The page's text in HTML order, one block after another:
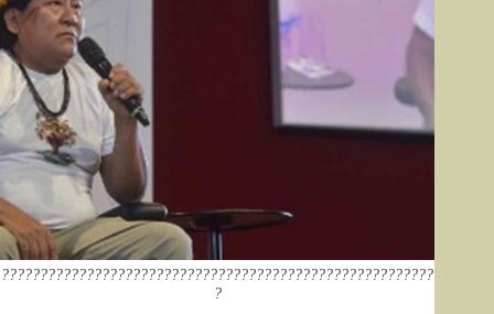
????????????????????????????????????????????????????????
?